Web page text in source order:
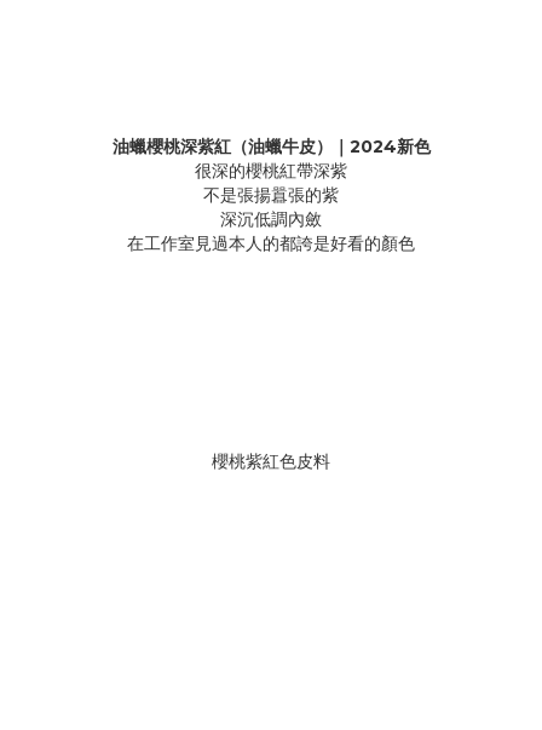
油蠟櫻桃深紫紅（油蠟牛皮）｜2024新色
很深的櫻桃紅帶深紫
不是張揚囂張的紫
深沉低調內斂
在工作室見過本人的都誇是好看的顏色
櫻桃紫紅色皮料